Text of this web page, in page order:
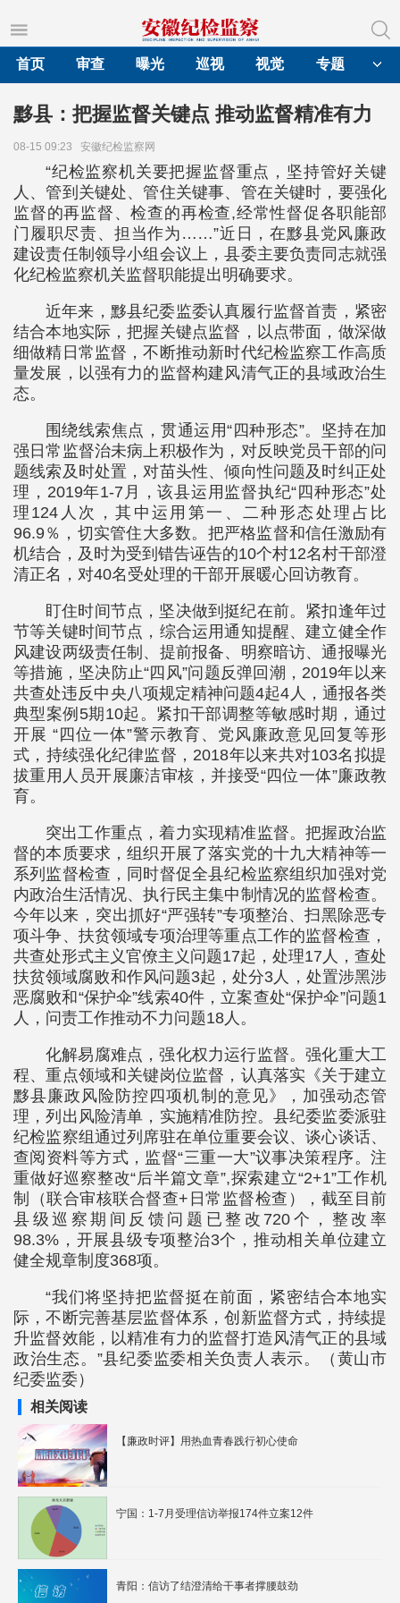
首页
审查 曝光 巡视 视觉 专题
黟县：把握监督关键点 推动监督精准有力
08-15 09:23 安徽纪检监察网
“纪检监察机关要把握监督重点，坚持管好关键
人、管到关键处、管住关键事、管在关键时，要强化
监督的再监督、检查的再检查,经常性督促各职能部
门履职尽责、担当作为……”近日，在黟县党风廉政
建设责任制领导小组会议上，县委主要负责同志就强
化纪检监察机关监督职能提出明确要求。
近年来，黟县纪委监委认真履行监督首责，紧密
结合本地实际，把握关键点监督，以点带面，做深做
细做精日常监督，不断推动新时代纪检监察工作高质
量发展，以强有力的监督构建风清气正的县域政治生
态。
围绕线索焦点，贯通运用“四种形态”。坚持在加
强日常监督治未病上积极作为，对反映党员干部的问
题线索及时处置，对苗头性、倾向性问题及时纠正处
理，2019年1-7月，该县运用监督执纪“四种形态”处
理124人次，其中运用第一、二种形态处理占比
96.9％，切实管住大多数。把严格监督和信任激励有
机结合，及时为受到错告诬告的10个村12名村干部澄
清正名，对40名受处理的干部开展暖心回访教育。
盯住时间节点，坚决做到挺纪在前。紧扣逢年过
节等关键时间节点，综合运用通知提醒、建立健全作
风建设两级责任制、提前报备、明察暗访、通报曝光
等措施，坚决防止“四风”问题反弹回潮，2019年以来
共查处违反中央八项规定精神问题4起4人，通报各类
典型案例5期10起。紧扣干部调整等敏感时期，通过
开展 “四位一体”警示教育、党风廉政意见回复等形
式，持续强化纪律监督，2018年以来共对103名拟提
拔重用人员开展廉洁审核，并接受“四位一体”廉政教
育。
突出工作重点，着力实现精准监督。把握政治监
督的本质要求，组织开展了落实党的十九大精神等一
系列监督检查，同时督促全县纪检监察组织加强对党
内政治生活情况、执行民主集中制情况的监督检查。
今年以来，突出抓好“严强转”专项整治、扫黑除恶专
项斗争、扶贫领域专项治理等重点工作的监督检查，
共查处形式主义官僚主义问题17起，处理17人，查处
扶贫领域腐败和作风问题3起，处分3人，处置涉黑涉
恶腐败和“保护伞”线索40件，立案查处“保护伞”问题1
人，问责工作推动不力问题18人。
化解易腐难点，强化权力运行监督。强化重大工
程、重点领域和关键岗位监督，认真落实《关于建立
黟县廉政风险防控四项机制的意见》，加强动态管
理，列出风险清单，实施精准防控。县纪委监委派驻
纪检监察组通过列席驻在单位重要会议、谈心谈话、
查阅资料等方式，监督“三重一大”议事决策程序。注
重做好巡察整改“后半篇文章”,探索建立“2+1”工作机
制（联合审核联合督查+日常监督检查），截至目前
县级巡察期间反馈问题已整改720个，整改率
98.3%，开展县级专项整治3个，推动相关单位建立
健全规章制度368项。
“我们将坚持把监督挺在前面，紧密结合本地实
际，不断完善基层监督体系，创新监督方式，持续提
升监督效能，以精准有力的监督打造风清气正的县域
政治生态。”县纪委监委相关负责人表示。（黄山市
纪委监委）
相关阅读
【廉政时评】用热血青春践行初心使命
宁国：1-7月受理信访举报174件立案12件
青阳：信访了结澄清给干事者撑腰鼓劲